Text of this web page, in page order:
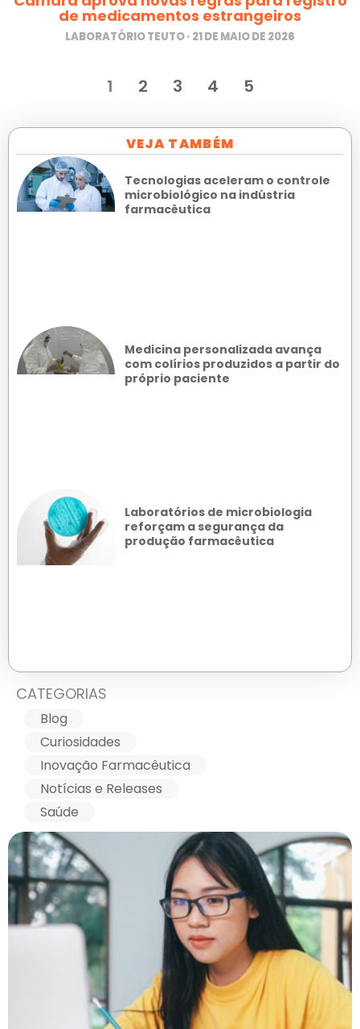
de medicamentos estrangeiros
LABORATÓRIO TEUTO 21 DE MAIO DE 2026
1 2 3 4 5
VEJA TAMBÉM
Tecnologias aceleram o controle
microbiológico na indústria
farmacêutica
Medicina personalizada avança
com colírios produzidos a partir do
próprio paciente
Laboratórios de microbiologia
reforçam a segurança da
produção farmacêutica
CATEGORIAS
Blog
Curiosidades
Inovação Farmacêutica
Notícias e Releases
Saúde